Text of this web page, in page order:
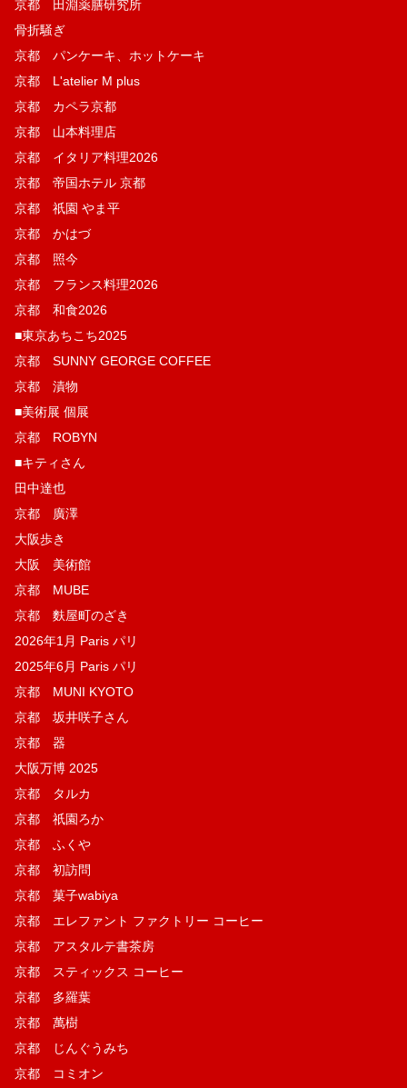
京都 田淵薬膳研究所
骨折騒ぎ
京都 パンケーキ、ホットケーキ
京都 L'atelier M plus
京都 カペラ京都
京都 山本料理店
京都 イタリア料理2026
京都 帝国ホテル 京都
京都 祇園 やま平
京都 かはづ
京都 照今
京都 フランス料理2026
京都 和食2026
■東京あちこち2025
京都 SUNNY GEORGE COFFEE
京都 漬物
■美術展 個展
京都 ROBYN
■キティさん
田中達也
京都 廣澤
大阪歩き
大阪 美術館
京都 MUBE
京都 麩屋町のざき
2026年1月 Paris パリ
2025年6月 Paris パリ
京都 MUNI KYOTO
京都 坂井咲子さん
京都 器
大阪万博 2025
京都 タルカ
京都 祇園ろか
京都 ふくや
京都 初訪問
京都 菓子wabiya
京都 エレファント ファクトリー コーヒー
京都 アスタルテ書茶房
京都 スティックス コーヒー
京都 多羅葉
京都 萬樹
京都 じんぐうみち
京都 コミオン